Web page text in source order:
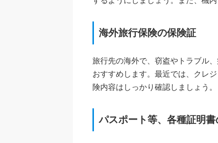
海外旅行保険の保険証
旅行先の海外で、窃盗やトラブル
おすすめします。最近では、クレ
険内容はしっかり確認しましょう。
パスポート等、各種証明